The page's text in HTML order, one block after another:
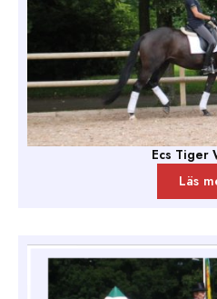
Ecs Tiger
Läs